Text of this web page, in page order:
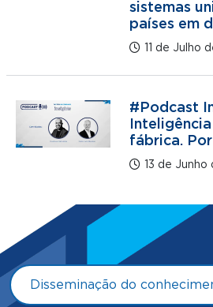
sistemas
países em
11 de Julho
#Podcast
fábrica.
13 de
Disseminação do